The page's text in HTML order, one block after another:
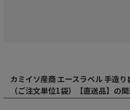
カミイソ産商 エースラベル 手造
（ご注文単位1袋）【直送品】の